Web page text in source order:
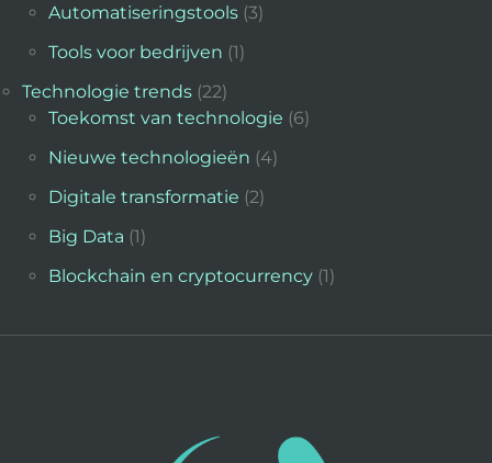
Automatiseringstools (3)
Tools voor bedrijven (1)
Technologie trends (22)
Toekomst van technologie (6)
Nieuwe technologieën (4)
Digitale transformatie (2)
Big Data (1)
Blockchain en cryptocurrency (1)